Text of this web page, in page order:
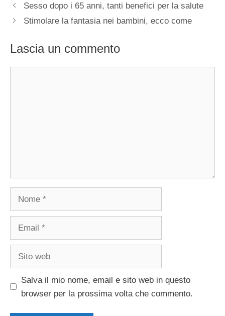
Sesso dopo i 65 anni, tanti benefici per la salute
Stimolare la fantasia nei bambini, ecco come
Lascia un commento
Nome
Email
Sito
Salva il mio nome, email e sito web in questo
browser per la prossima volta che commento.